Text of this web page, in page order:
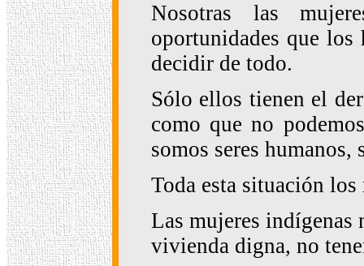
Nosotras las
oportunidades que los
decidir de todo.
Sólo ellos tienen el
como que no
somos seres
Toda esta situación
Las mujeres indígenas
vivienda digna, no